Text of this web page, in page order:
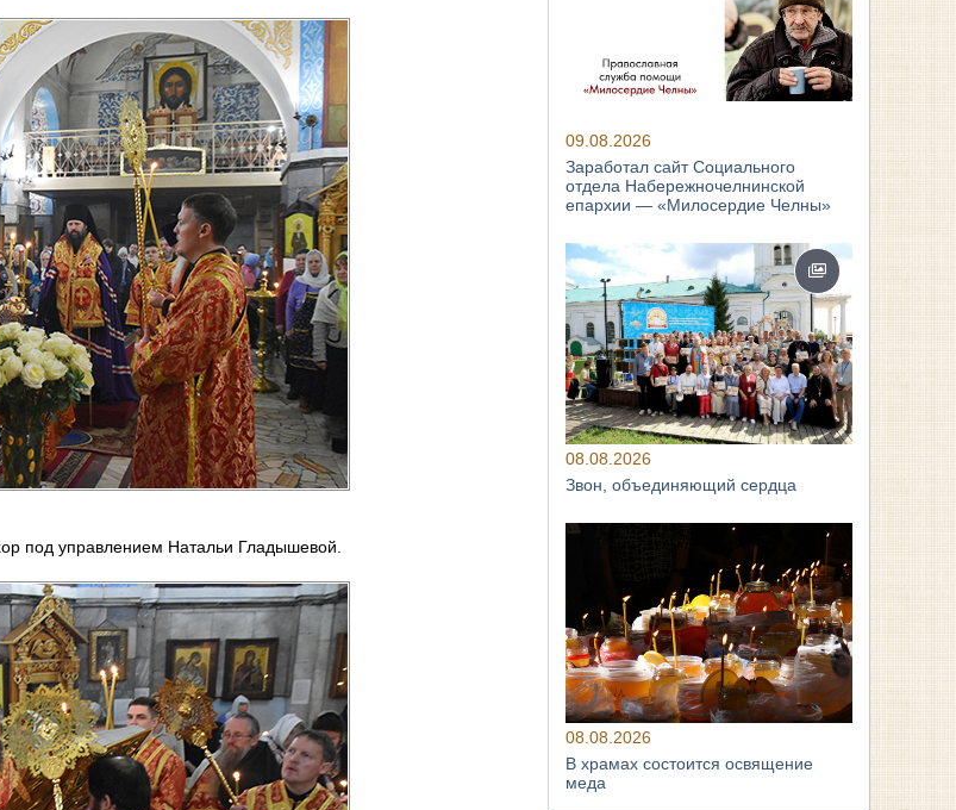
под управлением Натальи Гладышевой.
09.08.2026
Заработал сайт Социального
отдела Набережночелнинской
епархии — «Милосердие Челны»
08.08.2026
Звон, объединяющий сердца
08.08.2026
В храмах состоится освящение
меда